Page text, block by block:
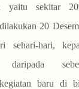
yaitu sekitar
20
sehari-hari,
baru di